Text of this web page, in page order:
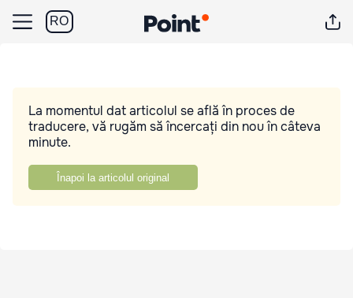
RO
La momentul dat articolul se află în proces de
traducere, vă rugăm să încercați din nou în câteva
minute.
Înapoi la articolul original